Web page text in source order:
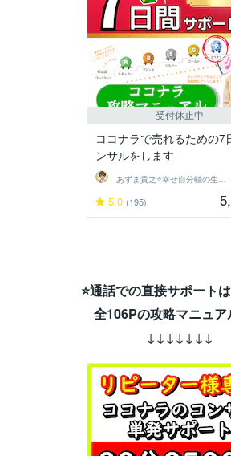
受付休止中
ココナラで売れるための7
ンサルをします
あずま貴之⭐幸せ自分軸の生き方育成コーチ
5.0 (195)
⭐通話での直接サポート
全106Pの攻略マニュア
↓↓↓↓↓↓↓